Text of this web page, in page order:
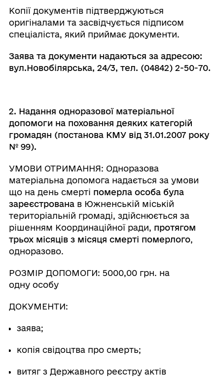
Копії документів підтверджуються
оригіналами та засвідчується підписом
спеціаліста, який приймає документи.
Заява та документи надаються за адресою:
вул.Новобілярська, 24/3, тел. (04842) 2-50-70.
2. Надання одноразової матеріальної
допомоги на поховання деяких категорій
громадян (постанова КМУ від 31.01.2007 року
№ 99).
УМОВИ ОТРИМАННЯ: Одноразова
матеріальна допомога надається за умови
що на день смерті померла особа була
зареєстрована в Южненській міській
територіальній громаді, здійснюється за
рішенням Координаційної ради, протягом
трьох місяців з місяця смерті померлого,
одноразово.
РОЗМІР ДОПОМОГИ: 5000,00 грн. на
одну особу
ДОКУМЕНТИ:
заява;
копія свідоцтва про смерть;
витяг з Державного реєстру актів